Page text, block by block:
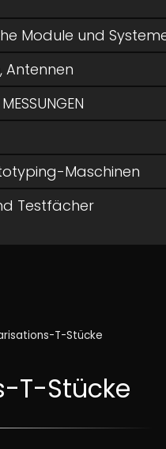
Module und
Antennen
Maschinen
Testfächer
T-Stücke
T-Stücke